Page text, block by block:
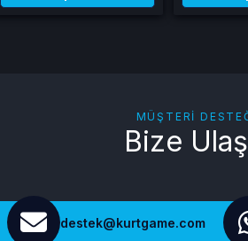
MÜŞTERI
Bize
destek@kurtgame.com